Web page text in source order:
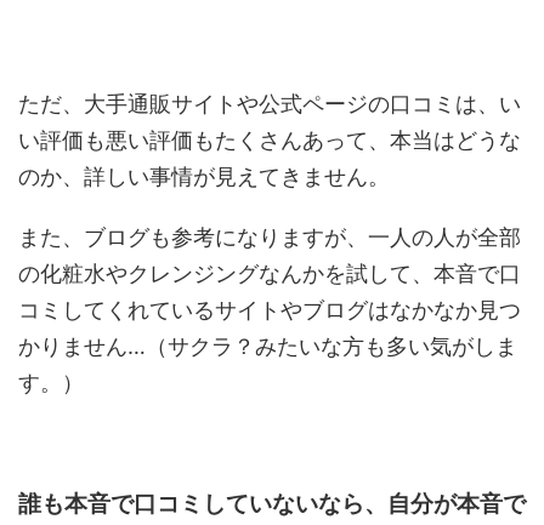
ただ、大手通販サイトや公式ページの口コミは、い
い評価も悪い評価もたくさんあって、本当はどうな
のか、詳しい事情が見えてきません。
また、ブログも参考になりますが、一人の人が全部
の化粧水やクレンジングなんかを試して、本音で口
コミしてくれているサイトやブログはなかなか見つ
かりません…（サクラ？みたいな方も多い気がしま
す。）
誰も本音で口コミしていないなら、自分が本音で